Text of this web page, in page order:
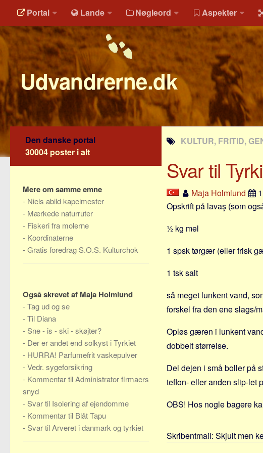
Portal Lande Nøgleord Aspekter
Udvandrerne.dk
KULTUR, FRITID,
Svar til
Maja Holmlund
Opskrift på lavaş (som
½ kg mel
1 spsk tørgær (eller frisk
1 tsk salt
så meget lunkent vand,
forskel fra den ene slags/
Opløs gæren i lunkent
dobbelt størrelse.
Del dejen i små boller på
teflon- eller anden slip-let
OBS! Hos nogle bagere
Skribentmail: Skjult men
Den danske portal
30004 poster i alt
Mere om samme emne
- Niels abild kapelmester
- Mærkede naturruter
- Fiskeri fra molerne
- Koordinaterne
-Gratis foredrag S.O.S. Kulturchok
Også skrevet af Maja Holmlund
-Tag ud og se
-Til Diana
- Sne - is - ski - skøjter?
- Der er andet end solkyst i Tyrkiet
- HURRA! Parfumefrit vaskepulver
-Vedr. sygeforsikring
- Kommentar til Administrator firmaers
snyd
- Svar til Isolering af ejendomme
- Kommentar til Blåt Tapu
- Svar til Arveret i danmark og tyrkiet